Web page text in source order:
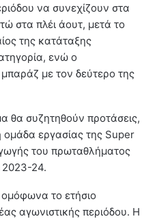
να συνεχίζουν στα
στα πλέι άουτ, μετά το
της κατάταξης
ενώ ο
με τον δεύτερο της
θα συζητηθούν προτάσεις,
ομάδα εργασίας της Super
του πρωταθλήματος
2023-24.
ομόφωνα το ετήσιο
αγωνιστικής περιόδου. Η